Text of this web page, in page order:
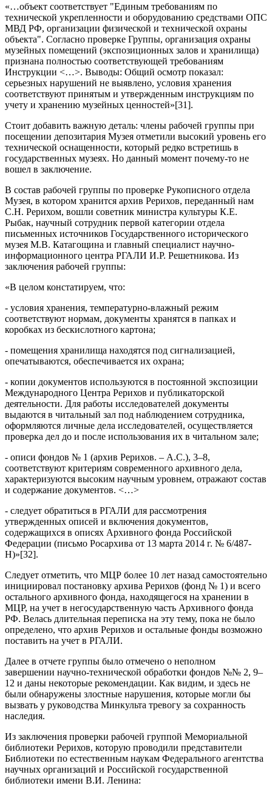
«…объект соответствует "Единым требованиям по
технической укрепленности и оборудованию средствами ОПС
МВД РФ, организации физической и технической охраны
объекта". Согласно проверке Группы, организация охраны
музейных помещений (экспозиционных залов и хранилища)
признана полностью соответствующей требованиям
Инструкции <…>. Выводы: Общий осмотр показал:
серьезных нарушений не выявлено, условия хранения
соответствуют принятым и утвержденным инструкциям по
учету и хранению музейных ценностей»[31].
Стоит добавить важную деталь: члены рабочей группы при
посещении депозитария Музея отметили высокий уровень его
технической оснащенности, который редко встретишь в
государственных музеях. Но данный момент почему-то не
вошел в заключение.
В состав рабочей группы по проверке Рукописного отдела
Музея, в котором хранится архив Рерихов, переданный нам
С.Н. Рерихом, вошли советник министра культуры К.Е.
Рыбак, научный сотрудник первой категории отдела
письменных источников Государственного исторического
музея М.В. Катагощина и главный специалист научно-
информационного центра РГАЛИ И.Р. Решетникова. Из
заключения рабочей группы:
«В целом констатируем, что:
- условия хранения, температурно-влажный режим
соответствуют нормам, документы хранятся в папках и
коробках из бескислотного картона;
- помещения хранилища находятся под сигнализацией,
опечатываются, обеспечивается их охрана;
- копии документов используются в постоянной экспозиции
Международного Центра Рерихов и публикаторской
деятельности. Для работы исследователей документы
выдаются в читальный зал под наблюдением сотрудника,
оформляются личные дела исследователей, осуществляется
проверка дел до и после использования их в читальном зале;
- описи фондов № 1 (архив Рерихов. – А.С.), 3–8,
соответствуют критериям современного архивного дела,
характеризуются высоким научным уровнем, отражают состав
и содержание документов. <…>
- следует обратиться в РГАЛИ для рассмотрения
утвержденных описей и включения документов,
содержащихся в описях Архивного фонда Российской
Федерации (письмо Росархива от 13 марта 2014 г. № 6/487-
Н)»[32].
Следует отметить, что МЦР более 10 лет назад самостоятельно
инициировал постановку архива Рерихов (фонд № 1) и всего
остального архивного фонда, находящегося на хранении в
МЦР, на учет в негосударственную часть Архивного фонда
РФ. Велась длительная переписка на эту тему, пока не было
определено, что архив Рерихов и остальные фонды возможно
поставить на учет в РГАЛИ.
Далее в отчете группы было отмечено о неполном
завершении научно-технической обработки фондов №№ 2, 9–
12 и даны некоторые рекомендации. Как видим, и здесь не
были обнаружены злостные нарушения, которые могли бы
вызвать у руководства Минкульта тревогу за сохранность
наследия.
Из заключения проверки рабочей группой Мемориальной
библиотеки Рерихов, которую проводили представители
Библиотеки по естественным наукам Федерального агентства
научных организаций и Российской государственной
библиотеки имени В.И. Ленина: